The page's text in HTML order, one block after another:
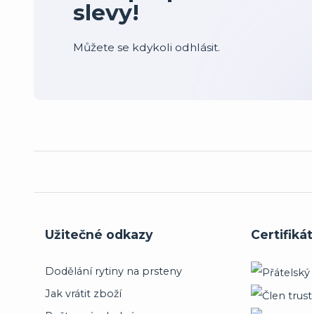
slevy!
Můžete se kdykoli odhlásit.
Užitečné odkazy
Dodělání rytiny na prsteny
Jak vrátit zboží